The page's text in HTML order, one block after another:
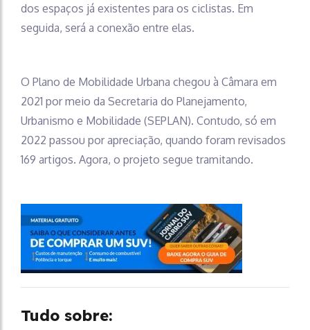
dos espaços já existentes para os ciclistas. Em
seguida, será a conexão entre elas.
O Plano de Mobilidade Urbana chegou à Câmara em
2021 por meio da Secretaria do Planejamento,
Urbanismo e Mobilidade (SEPLAN). Contudo, só em
2022 passou por apreciação, quando foram revisados
169 artigos. Agora, o projeto segue tramitando.
Tudo sobre: